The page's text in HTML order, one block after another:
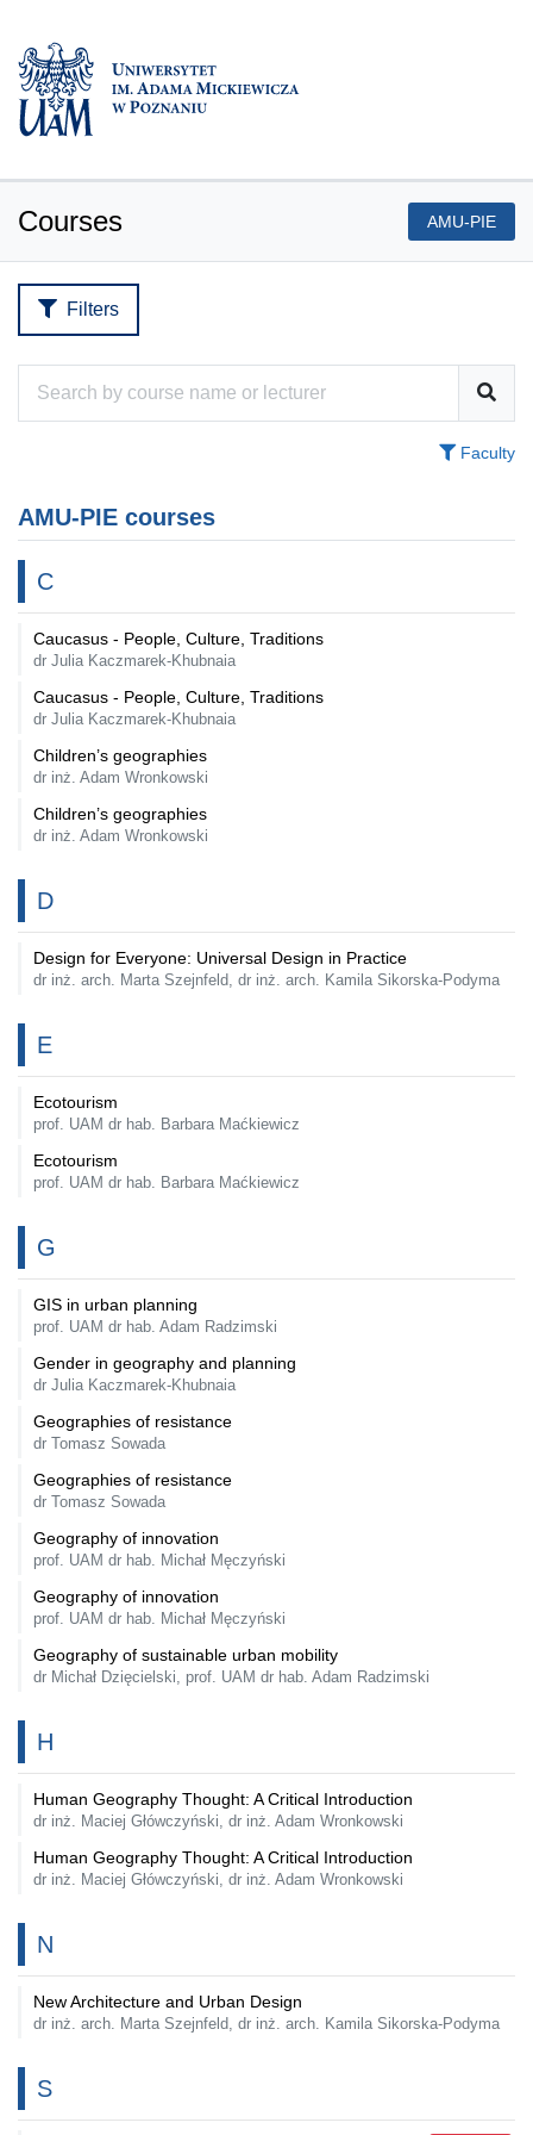
Courses AMU-PIE
Filters
Faculty
AMU-PIE courses
C
Caucasus - People, Culture, Traditions
dr Julia Kaczmarek-Khubnaia
Caucasus - People, Culture, Traditions
dr Julia Kaczmarek-Khubnaia
Children’s geographies
dr inż. Adam Wronkowski
Children’s geographies
dr inż. Adam Wronkowski
D
Design for Everyone: Universal Design in Practice
dr inż. arch. Marta Szejnfeld, dr inż. arch. Kamila Sikorska-Podyma
E
Ecotourism
prof. UAM dr hab. Barbara Maćkiewicz
Ecotourism
prof. UAM dr hab. Barbara Maćkiewicz
G
GIS in urban planning
prof. UAM dr hab. Adam Radzimski
Gender in geography and planning
dr Julia Kaczmarek-Khubnaia
Geographies of resistance
dr Tomasz Sowada
Geographies of resistance
dr Tomasz Sowada
Geography of innovation
prof. UAM dr hab. Michał Męczyński
Geography of innovation
prof. UAM dr hab. Michał Męczyński
Geography of sustainable urban mobility
dr Michał Dzięcielski, prof. UAM dr hab. Adam Radzimski
H
Human Geography Thought: A Critical Introduction
dr inż. Maciej Główczyński, dr inż. Adam Wronkowski
Human Geography Thought: A Critical Introduction
dr inż. Maciej Główczyński, dr inż. Adam Wronkowski
N
New Architecture and Urban Design
dr inż. arch. Marta Szejnfeld, dr inż. arch. Kamila Sikorska-Podyma
S